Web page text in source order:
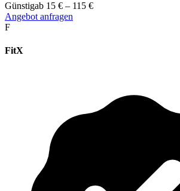
Günstigab 15 € – 115 €
Angebot anfragen
F
FitX